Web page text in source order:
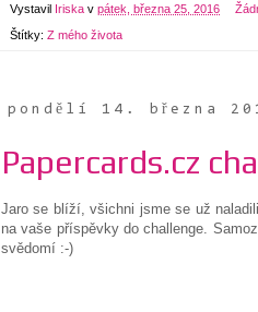
Vystavil Iriska v pátek, března 25, 2016
Štítky: Z mého života
pondělí 14. března
Papercards.cz
Jaro se blíží, všichni jsme se už
na vaše příspěvky do challenge.
svědomí :-)